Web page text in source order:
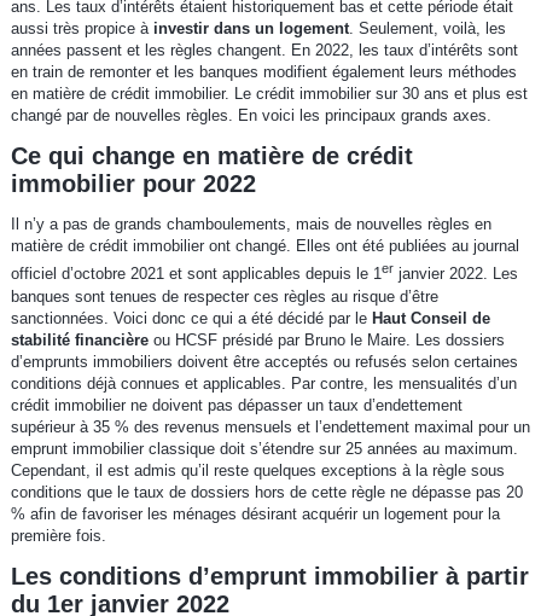
ans. Les taux d’intérêts étaient historiquement bas et cette période était
aussi très propice à investir dans un logement. Seulement, voilà, les
années passent et les règles changent. En 2022, les taux d’intérêts sont
en train de remonter et les banques modifient également leurs méthodes
en matière de crédit immobilier. Le crédit immobilier sur 30 ans et plus est
changé par de nouvelles règles. En voici les principaux grands axes.
Ce qui change en matière de crédit
immobilier pour 2022
Il n’y a pas de grands chamboulements, mais de nouvelles règles en
matière de crédit immobilier ont changé. Elles ont été publiées au journal
officiel d’octobre 2021 et sont applicables depuis le 1er janvier 2022. Les
banques sont tenues de respecter ces règles au risque d’être
sanctionnées. Voici donc ce qui a été décidé par le Haut Conseil de
stabilité financièreou HCSF présidé par Bruno le Maire. Les dossiers
d’emprunts immobiliers doivent être acceptés ou refusés selon certaines
conditions déjà connues et applicables. Par contre, les mensualités d’un
crédit immobilier ne doivent pas dépasser un taux d’endettement
supérieur à 35 % des revenus mensuels et l’endettement maximal pour un
emprunt immobilier classique doit s’étendre sur 25 années au maximum.
Cependant, il est admis qu’il reste quelques exceptions à la règle sous
conditions que le taux de dossiers hors de cette règle ne dépasse pas 20
% afin de favoriser les ménages désirant acquérir un logement pour la
première fois.
Les conditions d’emprunt immobilier à partir
du 1er janvier 2022